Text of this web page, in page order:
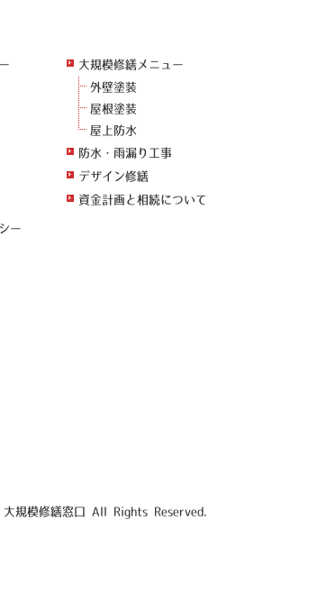
ー
大規模修繕メニュー
外壁塗装
屋根塗装
屋上防水
防水・雨漏り工事
デザイン修繕
資金計画と相続について
規模修繕窓口 All Rights Reserved.